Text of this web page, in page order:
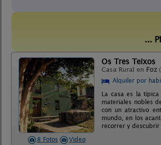
...
8 Fotos Video
Os Tres Teixos
Casa Rural en Foz
Alquiler por
La casa es la
materiales nobles
con un atractivo
mundo, en los
recorrer y descubrir